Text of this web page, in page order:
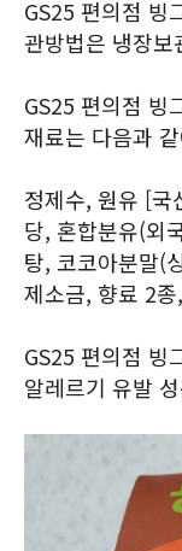
GS25 편의점 빙
관방법은 냉장
GS25 편의점 빙
재료는 다음과
정제수, 원유 [국
당, 혼합분유(외
탕, 코코아분말(
제소금, 향료 2
GS25 편의점 빙
알레르기 유발